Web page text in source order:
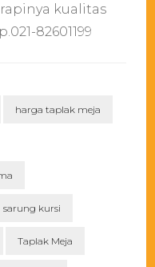
kualitas
82601199
harga taplak meja
sarung kursi
Taplak Meja